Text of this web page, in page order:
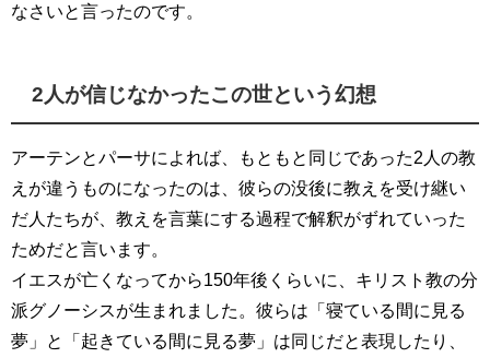
なさいと言ったのです。
2人が信じなかったこの世という幻想
アーテンとパーサによれば、もともと同じであった2人の教
えが違うものになったのは、彼らの没後に教えを受け継い
だ人たちが、教えを言葉にする過程で解釈がずれていった
ためだと言います。
イエスが亡くなってから150年後くらいに、キリスト教の分
派グノーシスが生まれました。彼らは「寝ている間に見る
夢」と「起きている間に見る夢」は同じだと表現したり、